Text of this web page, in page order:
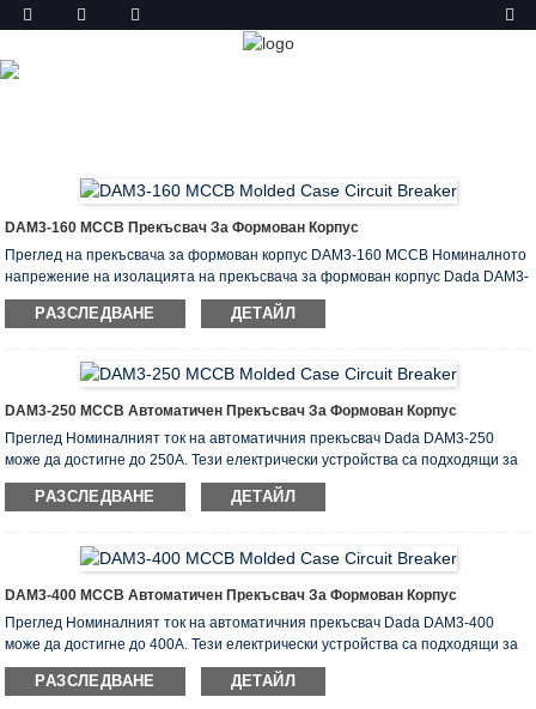
ПРОДУКТ
У ДОМА
DAM3-160 MCCB Прекъсвач За Формован Корпус
Преглед на прекъсвача за формован корпус DAM3-160 MCCB Номиналното
напрежение на изолацията на прекъсвача за формован корпус Dada DAM3-
160 може да достигне до 100V. Тези електрически устройства са подходящи
за разпределителни вериги с променлив ток 50-60Hz, номинално работно
играе жизненоважна роля при разпределението на мощността и защитата
на веригата и захранващото оборудване от претоварване, късо
съединение и раз ...
РАЗСЛЕДВАНЕ ДЕТАЙЛ
DAM3-250 MCCB Автоматичен Прекъсвач За Формован Корпус
Преглед Номиналният ток на автоматичния прекъсвач Dada DAM3-250
може да достигне до 250А. Тези електрически устройства са подходящи за
вериги за разпределение на мощност с променлив ток 50-60Hz и
номинален работен ток до 1000А. Те могат да се използват и в
претоварване, както и за защита срещу късо съединение и условия на
понижено напрежение. В сравнение със серията DAM1, серията DAM3 е
проектирана за по-малък обем, по-голям ...
РАЗСЛЕДВАНЕ ДЕТАЙЛ
DAM3-400 MCCB Автоматичен Прекъсвач За Формован Корпус
Преглед Номиналният ток на автоматичния прекъсвач Dada DAM3-400
може да достигне до 400А. Тези електрически устройства са подходящи за
защита на вериги за разпределение на мощност с променлив ток 50-60Hz и
номинален работен ток до 1000A. Те могат да се използват и в
РАЗСЛЕДВАНЕ ДЕТАЙЛ